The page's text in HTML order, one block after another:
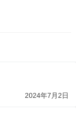
2024年7月2日